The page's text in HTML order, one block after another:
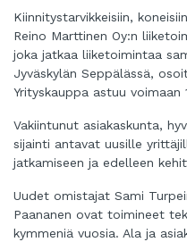
Kiinnitystarvikkeisiin,
Reino Marttinen Oy:n
joka jatkaa liiketoimintaa
Jyväskylän Seppälässä,
Yrityskauppa astuu voimaan
Vakiintunut asiakaskunta,
sijainti antavat uusille
jatkamiseen ja edelleen
Uudet omistajat Sami
Paananen ovat toimineet
kymmeniä vuosia. Ala ja